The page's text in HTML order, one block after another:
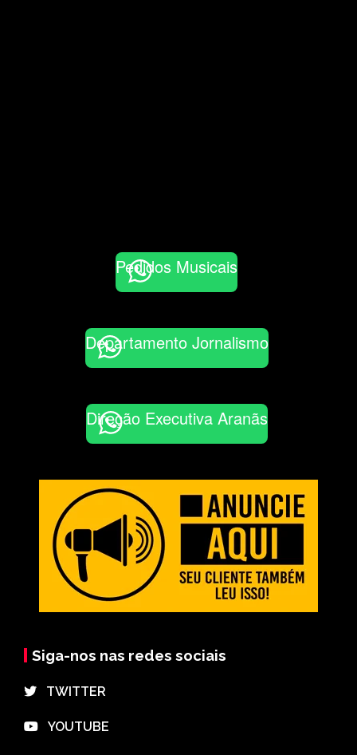
Pedidos Musicais
Departamento Jornalismo
Direção Executiva Aranãs
Siga-nos nas redes sociais
⠀TWITTER
⠀YOUTUBE